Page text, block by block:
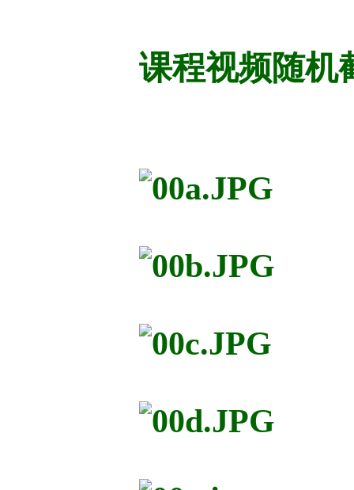
课程视频随机